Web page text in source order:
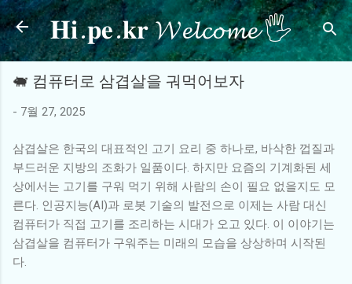
기본 콘텐츠로 건너뛰기
𝐇𝐢.𝐩𝐞.𝐤𝐫 𝓦𝓮𝓵𝓬𝓸𝓶𝓮 🖐
🐖 컴퓨터로 삼겹살을 궈먹어보자
- 7월 27, 2025
삼겹살은 한국의 대표적인 고기 요리 중 하나로, 바삭한 껍질과
부드러운 지방의 조화가 일품이다. 하지만 요즘의 기계화된 세
상에서는 고기를 구워 먹기 위해 사람의 손이 필요 없을지도 모
른다. 인공지능(AI)과 로봇 기술의 발전으로 이제는 사람 대신
컴퓨터가 직접 고기를 조리하는 시대가 오고 있다. 이 이야기는
삼겹살을 컴퓨터가 구워주는 미래의 모습을 상상하며 시작된
다.